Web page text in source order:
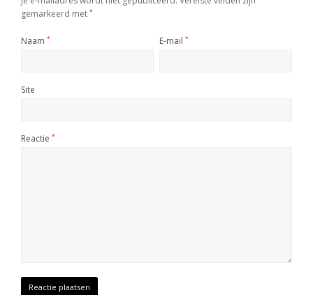
gemarkeerd met *
Naam * E-mail *
Site
Reactie *